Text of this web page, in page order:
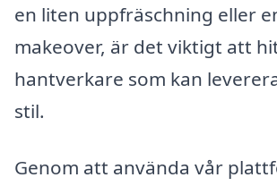
en liten uppfräschning eller
makeover, är det viktigt att
hantverkare som kan
stil.
Genom att använda vår